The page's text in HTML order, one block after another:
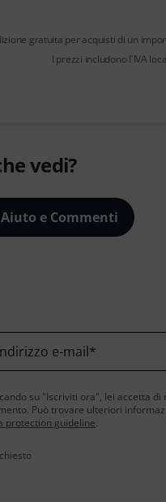
gratuita per acquisti di un
I prezzi includono l'IVA
vedi?
Aiuto e Commenti
e-mail*
su "Iscriviti ora", lei accetta
Può trovare ulteriori
protection guideline.